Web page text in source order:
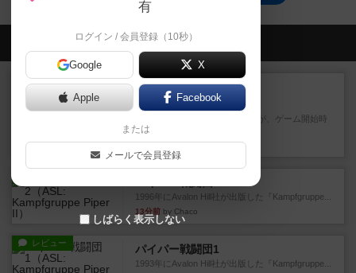
会員の新しい投稿
レビュー
フィッシェン2
ゲームの流れはフィッシェンだが、ゲーム開始時
はペリカンとエビの2スート...
8分前by うらまこ
1996年にAvalon Hill社が出版した『Kampfgruppe...
13分前 by Chaco
レビュー パイパー戦闘団1
1993年にAvalon Hill社が出版した『Kampfgruppe...
有
ログイン / 会員登録（10秒）
Google X
Apple Facebook
または
メールで会員登録
しばらく表示しない